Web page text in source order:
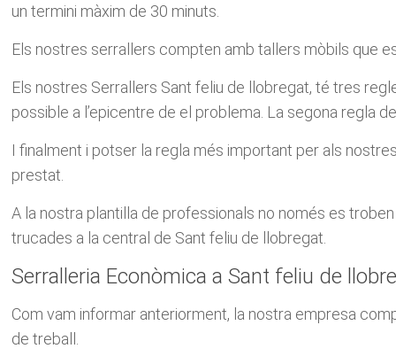
un termini màxim de 30 minuts.
Els nostres serrallers compten amb tallers mòbils que
Els nostres Serrallers Sant feliu de llobregat, ​​té tres
possible a l’epicentre de el problema. La segona regla
I finalment i potser la regla més important per als
prestat.
A la nostra plantilla de professionals no només es
trucades a la central de Sant feliu de llobregat.
Serralleria Econòmica a Sant feliu de
Com vam informar anteriorment, la nostra empresa
de treball.